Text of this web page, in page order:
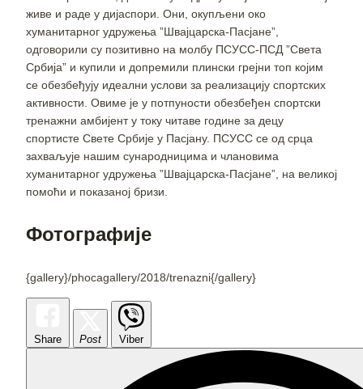
живе и раде у дијаспори. Они, окупљени око
хуманитарног удружења ”Швајцарска-Пасјане”,
одговорили су позитивно на молбу ПСУСС-ПСД ”Света
Србија” и купили и допремили плински грејни топ којим
се обезбеђују идеални услови за реализацију спортских
активности. Овиме је у потпуности обезбеђен спортски
тренажни амбијент у току читаве године за децу
спортисте Свете Србије у Пасјану. ПСУСС се од срца
захваљује нашим сународницима и члановима
хуманитарног удружења ”Швајцарска-Пасјане”, на великој
помоћи и показаној бризи.
Фотографије
{gallery}/phocagallery/2018/trenazni{/gallery}
Share Post Viber